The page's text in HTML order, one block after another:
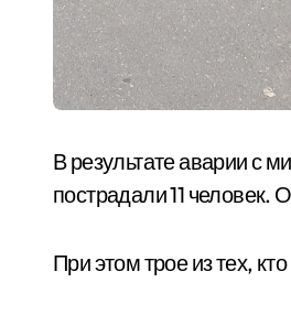
В результате аварии с
пострадали 11
При этом трое из тех,